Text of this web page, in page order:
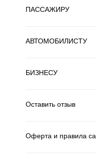
ПАССАЖИРУ
АВТОМОБИЛИСТУ
БИЗНЕСУ
Оставить отзыв
Оферта и правила